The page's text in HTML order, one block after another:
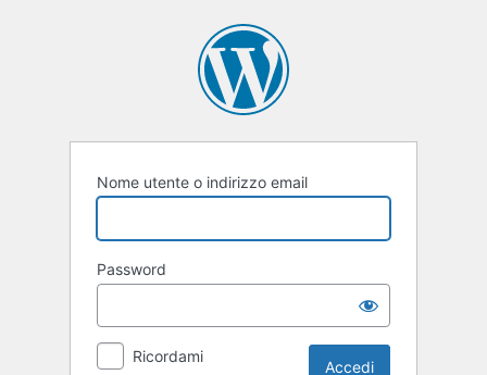
Nome utente o indirizzo email
Password
Ricordami